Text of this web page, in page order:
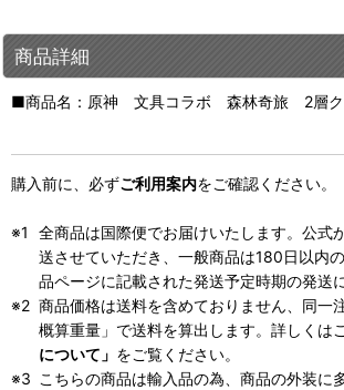
商品詳細
■商品名：原神 文具コラボ 森林奇旅 2層ク
購入前に、必ずご利用案内をご確認ください。
全商品は国際便でお届けいたします。公式
送させていただき、一般商品は180日以内
品ページに記載された発送予定時期の発送
商品価格は送料を含めておりません、同一
概算重量」で送料を算出します。詳しくは
について」 をご覧ください。
こちらの商品は輸入品の為、商品の外装に